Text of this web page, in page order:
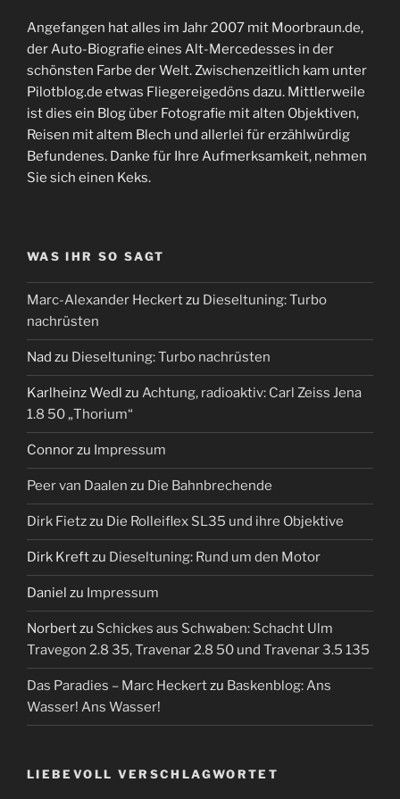
Angefangen hat alles im Jahr 2007 mit Moorbraun.de,
der Auto-Biografie eines Alt-Mercedesses in der
schönsten Farbe der Welt. Zwischenzeitlich kam unter
Pilotblog.de etwas Fliegereigedöns dazu. Mittlerweile
ist dies ein Blog über Fotografie mit alten Objektiven,
Reisen mit altem Blech und allerlei für erzählwürdig
Befundenes. Danke für Ihre Aufmerksamkeit, nehmen
Sie sich einen Keks.
WAS IHR SO SAGT
Marc-Alexander Heckertzu Dieseltuning: Turbo
nachrüsten
Nad zu Dieseltuning: Turbo nachrüsten
Karlheinz Wedl zu Achtung, radioaktiv: Carl Zeiss Jena
1.8 50 „Thorium“
Connorzu Impressum
Peer van Daalen zu Die Bahnbrechende
Dirk Fietzzu Die Rolleiflex SL35 und ihre Objektive
Dirk Kreftzu Dieseltuning: Rund um den Motor
Daniel zu Impressum
Norbertzu Schickes aus Schwaben: Schacht Ulm
Travegon 2.8 35, Travenar 2.8 50 und Travenar 3.5 135
Das Paradies – Marc Heckertzu Baskenblog: Ans
Wasser! Ans Wasser!
LIEBEVOLL VERSCHLAGWORTET